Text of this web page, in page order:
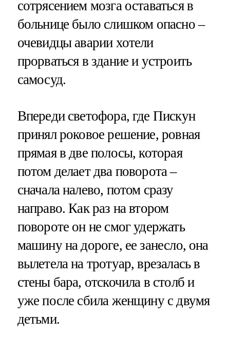
сотрясением мозга оставаться в
больнице было слишком опасно –
очевидцы аварии хотели
прорваться в здание и устроить
самосуд.
Впереди светофора, где Пискун
принял роковое решение, ровная
прямая в две полосы, которая
потом делает два поворота –
сначала налево, потом сразу
направо. Как раз на втором
повороте он не смог удержать
машину на дороге, ее занесло, она
вылетела на тротуар, врезалась в
стены бара, отскочила в столб и
уже после сбила женщину с двумя
детьми.